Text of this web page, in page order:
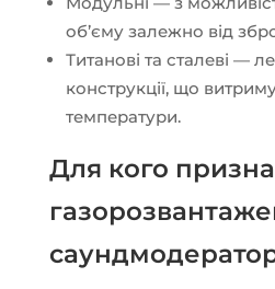
об’єму залежно від
Титанові та сталеві —
конструкції, що
температури.
Для кого